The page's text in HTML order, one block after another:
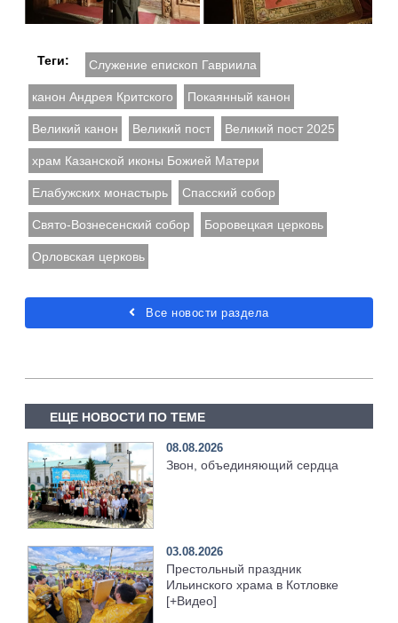
Теги: Служение епископ Гавриила
канон Андрея Критского Покаянный канон
Великий канон Великий пост Великий пост 2025
храм Казанской иконы Божией Матери
Елабужских монастырь Спасский собор
Свято-Вознесенский собор Боровецкая церковь
Орловская церковь
Все новости раздела
ЕЩЕ НОВОСТИ ПО ТЕМЕ
08.08.2026
Звон, объединяющий сердца
03.08.2026
Престольный праздник
Ильинского храма в Котловке
[+Видео]